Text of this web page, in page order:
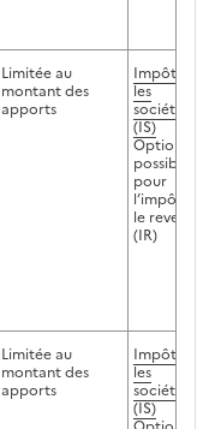
Limitée au
montant des
apports
Impôt sur
les
sociétés
(IS)
Option
possible
pour
l’impôt sur
le revenu
(IR)
Limitée au
montant des
apports
Impôt sur
les
sociétés
(IS)